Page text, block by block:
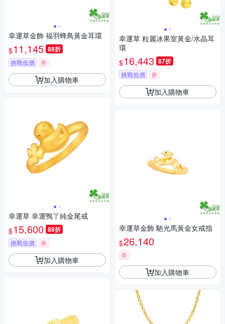
幸運草金飾 福羽蜂鳥黃金耳環
$11,145 88折
挑戰低價 券
加入購物車
幸運草 幸運鴨丫純金尾戒
$15,600 88折
挑戰低價 券
加入購物車
幸運草 粒麗冰果室黃金/水晶耳
環
$16,443 87折
挑戰低價 券
加入購物車
幸運草金飾 馳光馬黃金女戒指
$26,140
券
加入購物車